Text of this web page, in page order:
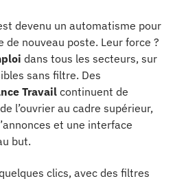
devenu un automatisme pour
nouveau poste. Leur force ?
dans tous les secteurs, sur
sans filtre. Des
Travailcontinuent de
l’ouvrier au cadre supérieur,
et une interface
but.
clics, avec des filtres